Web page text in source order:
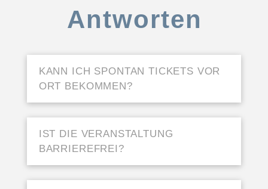
Antworten
KANN ICH SPONTAN TICKETS VOR
ORT BEKOMMEN?
IST DIE VERANSTALTUNG
BARRIEREFREI?